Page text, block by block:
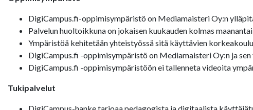
DigiCampus.fi-oppimisympäristö on Mediamaisteri Oy:n
Palvelun huoltoikkuna on jokaisen kuukauden kolmas
Ympäristöä kehitetään yhteistyössä sitä käyttävien
DigiCampus.fi -oppimisympäristö on Mediamaisteri Oy:n ja
DigiCampus.fi -oppimisympäristöön ei tallenneta videoita
Tukipalvelut